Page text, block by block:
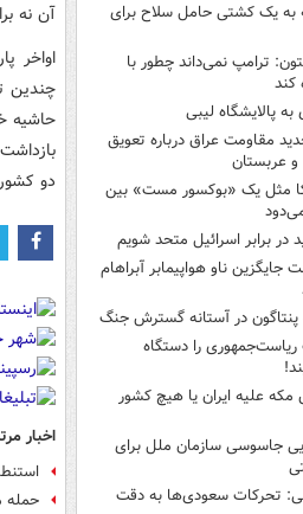
به یک کشتی حامل سلاح برای
ترامپ نمی‌داند چطور با
کند
پالایشگاه لیبی
مقاومت عراق درباره تعویق
و عربستان
مثل یک «بوکسور مست» بین
در برابر اسرائیل متحد شویم
جایگزین ناو هواپیمابر آبراهام
پنتاگون در آستانه گسترش جنگ
را دستگاه
مکه علیه ایران یا هیچ کشور
جاسوسی سازمان ملل برای
تحرکات سعودی‌ها به دقت
آن نه
اواخر
چندین
دو
اخبار
حمله مسلحانه و